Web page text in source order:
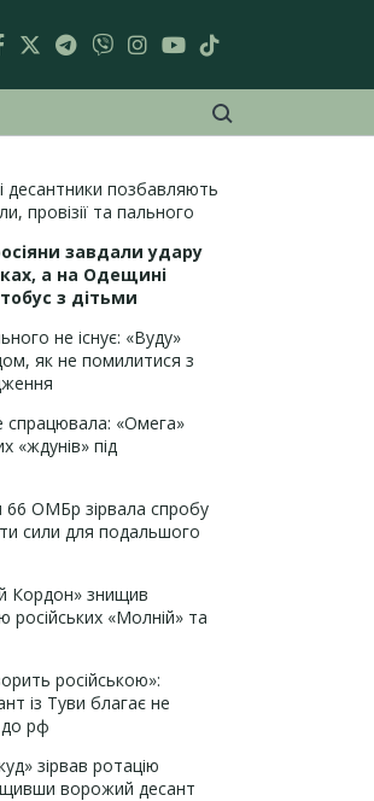
десантники позбавляють
провізії та пального
завдали удару
а на Одещині
з дітьми
не існує: «Вуду»
як не помилитися з
спрацювала: «Омега»
«ждунів» під
66 ОМБр зірвала спробу
сили для подальшого
Кордон» знищив
російських «Молній» та
російською»:
із Туви благає не
рф
зірвав ротацію
ворожий десант